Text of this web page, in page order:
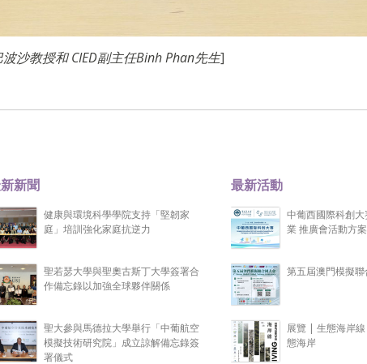
沙教授和 CIED副主任Binh Phan先生]
新聞
健康與環境科學學院支持「堅韌家
庭」培訓強化家庭抗逆力
聖若瑟大學與聖奧古斯丁大學簽署合
作備忘錄以加強全球夥伴關係
聖大參與馬德拉大學舉行「中葡航空
模擬技術研究院」成立諒解備忘錄簽
署儀式
最新活動
中葡西國際科創
業 推廣會活動方案
第五屆澳門模擬聯
展覽 | 生態海岸
態海岸